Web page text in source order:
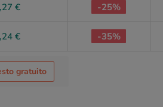
€ -25%
€ -35%
gratuito